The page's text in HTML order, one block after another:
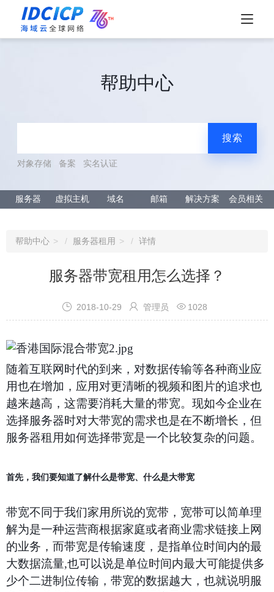
帮助中心
搜索
对象存储 备案 实名认证
服务器 虚拟主机 域名 邮箱 解决方案 会员相关
帮助中心 服务器租用 详情
服务器带宽租用怎么选择？
 2018-10-29  管理员  1028
随着互联网时代的到来，对数据传输等各种商业应
用也在增加，应用对更清晰的视频和图片的追求也
越来越高，这需要消耗大量的带宽。现如今企业在
选择服务器时对大带宽的需求也是在不断增长， 但
服务器租用如何选择带宽是一个比较复杂的问题。
首先，我们要知道了解什么是带宽、什么是大带宽
带宽不同于我们家用所说的宽带，宽带可以简单理
解为是一种运营商根据家庭或者商业需求链接上网
的业务，而带宽是传输速度，是指单位时间内的最
大数据流量,也可以说是单位时间内最大可能提供多
少个二进制位传输，带宽的数据越大，也就说明服